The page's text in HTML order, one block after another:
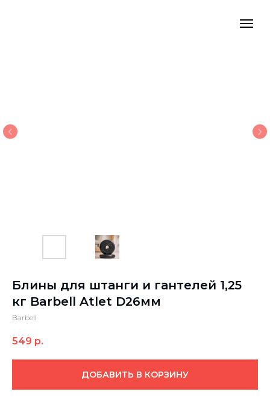
Блины для штанги и гантелей 1,25
кг Barbell Atlet D26мм
Barbell
549 р.
ДОБАВИТЬ В КОРЗИНУ